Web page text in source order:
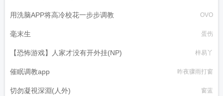
用洗脑APP将高冷校花一步步调教 OVO
毫末生 蛋伤
【恐怖游戏】人家才没有开外挂(NP) 梓易丫
催眠调教app 昨夜骤雨打窗
切勿凝視深淵(人外) 窗蓝